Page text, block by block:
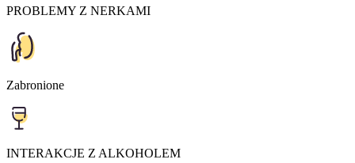
PROBLEMY Z NERKAMI
Zabronione
INTERAKCJE Z ALKOHOLEM